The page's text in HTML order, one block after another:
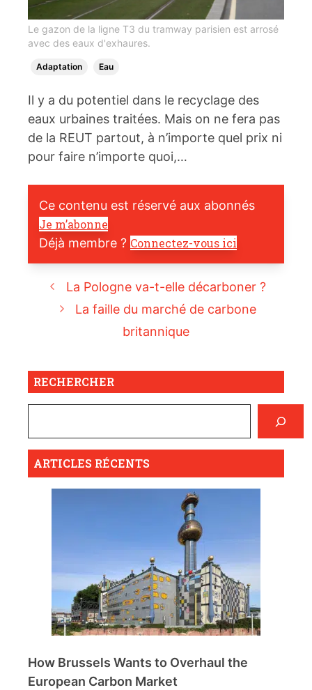
Le gazon de la ligne T3 du tramway parisien est arrosé
avec des eaux d'exhaures.
Adaptation Eau
Il y a du potentiel dans le recyclage des
eaux urbaines traitées. Mais on ne fera pas
de la REUT partout, à n’importe quel prix ni
pour faire n’importe quoi,…
Ce contenu est réservé aux abonnés
Je m’abonne
Déjà membre ? Connectez-vous ici
La Pologne va-t-elle décarboner ?
La faille du marché de carbone
britannique
RECHERCHER
ARTICLES RÉCENTS
How Brussels Wants to Overhaul the
European Carbon Market